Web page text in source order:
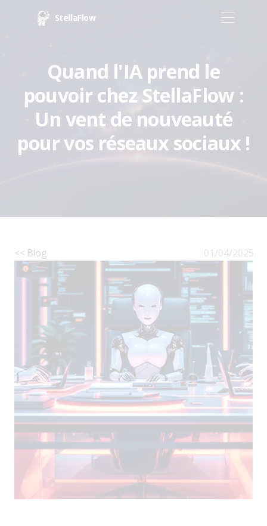
StellaFlow
Quand l'IA prend le
pouvoir chez StellaFlow :
Un vent de nouveauté
pour vos réseaux sociaux !
<< Blog 01/04/2025